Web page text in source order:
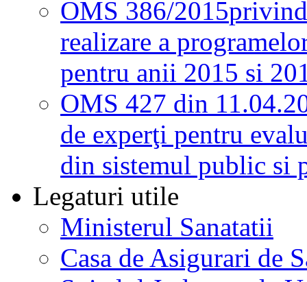
OMS 386/2015
realizare a
pentru anii 2015 si
OMS 427 din
de experţi pentru
din sistemul public si
Legaturi utile
Ministerul Sanatatii
Casa de Asigurari de